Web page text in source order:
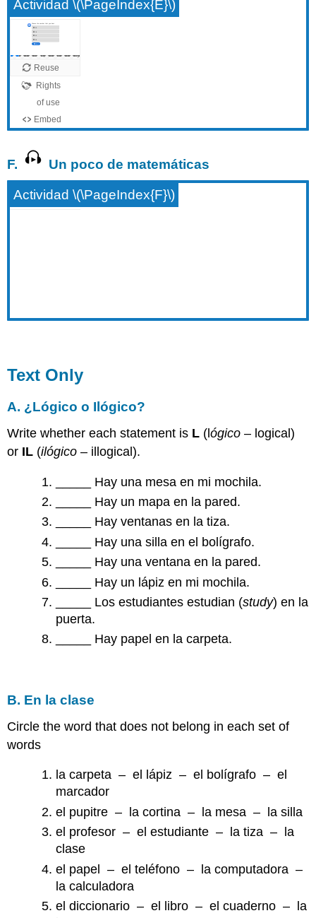
Actividad \(\PageIndex{E}\)
F. Un poco de matemáticas
Actividad \(\PageIndex{F}\)
Text Only
A. ¿Lógico o Ilógico?
Write whether each statement is L (lógico – logical)
or IL (ilógico – illogical).
_____ Hay una mesa en mi mochila.
_____ Hay un mapa en la pared.
_____ Hay ventanas en la tiza.
_____ Hay una silla en el bolígrafo.
_____ Hay una ventana en la pared.
_____ Hay un lápiz en mi mochila.
_____ Los estudiantes estudian (study) en la
puerta.
_____ Hay papel en la carpeta.
B. En la clase
Circle the word that does not belong in each set of
words
la carpeta – el lápiz – el bolígrafo – el
marcador
el pupitre – la cortina – la mesa – la silla
el profesor – el estudiante – la tiza – la
clase
el papel – el teléfono – la computadora –
la calculadora
el diccionario – el libro – el cuaderno – la